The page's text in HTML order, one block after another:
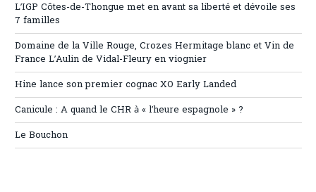
L’IGP Côtes-de-Thongue met en avant sa liberté et dévoile ses
7 familles
Domaine de la Ville Rouge, Crozes Hermitage blanc et Vin de
France L’Aulin de Vidal-Fleury en viognier
Hine lance son premier cognac XO Early Landed
Canicule : A quand le CHR à « l’heure espagnole » ?
Le Bouchon